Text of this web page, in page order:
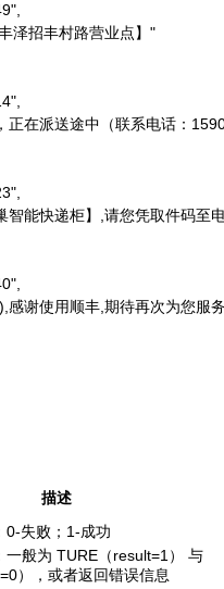
丰泽招丰村路营业点】"
寿，正在派送途中（联系电话：
丰巢智能快递柜】,请您凭取件
收),感谢使用顺丰,期待再次为您服
描述
0-失败；1-成功
一般为 TURE（result=1） 与
），或者返回错误信息